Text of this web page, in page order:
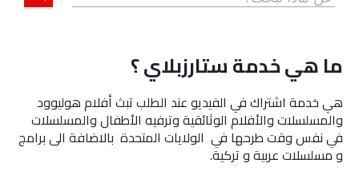
ما هي خدمة ستارزبلاي ؟
هي خدمة اشتراك في الفيديو عند الطلب تبث أفلام هوليوود
والمسلسلات والأفلام الوثائقية وترفيه الأطفال والمسلسلات
في نفس وقت طرحها في الولايات المتحدة بالاضافة الى برامج
و مسلسلات عربية و تركية.